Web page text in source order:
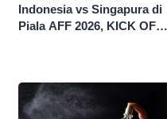
Indonesia vs Singapura di
Piala AFF 2026, KICK OFF